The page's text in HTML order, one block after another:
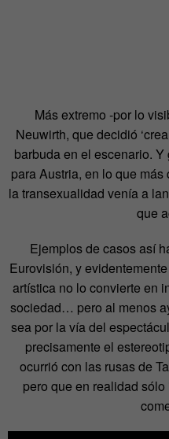
Más extremo -por lo
Neuwirth, que decidió
barbuda en el escenario.
para Austria, en lo que
la transexualidad venía a
que
Ejemplos de casos así
Eurovisión, y
artística no lo convierte en
sociedad… pero al menos
sea por la vía del
precisamente el
ocurrió con las rusas de
pero que en realidad